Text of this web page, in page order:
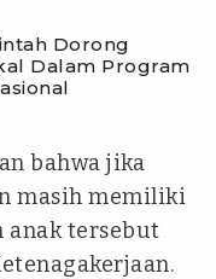
Dorong
Dalam Program
bahwa jika
masih memiliki
anak tersebut